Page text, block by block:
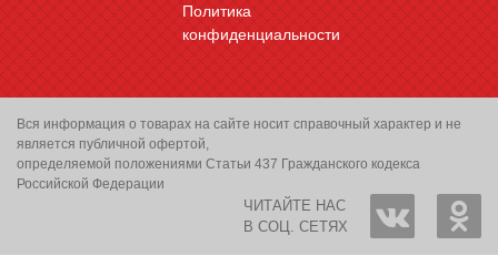
Политика
конфиденциальности
Вся информация о товарах на сайте носит справочный характер и не
является публичной офертой,
определяемой положениями Статьи 437 Гражданского кодекса
Российской Федерации
ЧИТАЙТЕ НАС
В СОЦ. СЕТЯХ